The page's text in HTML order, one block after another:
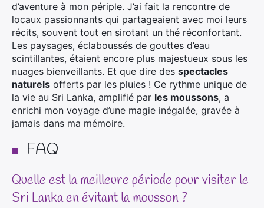
d’aventure à mon périple. J’ai fait la rencontre de
locaux passionnants qui partageaient avec moi leurs
récits, souvent tout en sirotant un thé réconfortant.
Les paysages, éclaboussés de gouttes d’eau
scintillantes, étaient encore plus majestueux sous les
nuages bienveillants. Et que dire des spectacles
naturels offerts par les pluies ! Ce rythme unique de
la vie au Sri Lanka, amplifié par les moussons, a
enrichi mon voyage d’une magie inégalée, gravée à
jamais dans ma mémoire.
FAQ
Quelle est la meilleure période pour visiter le
Sri Lanka en évitant la mousson ?